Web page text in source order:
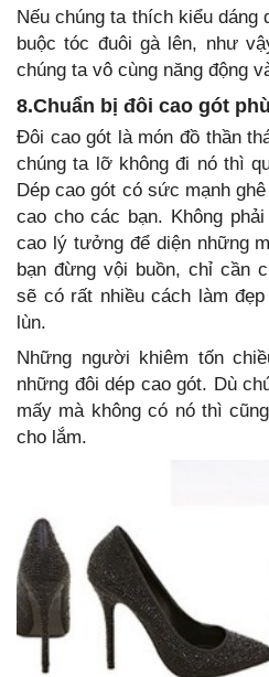
Nếu chúng ta thích kiểu
buộc tóc đuôi gà lên, như
chúng ta vô cùng năng động
8.Chuẩn bị đôi cao gót
Đôi cao gót là món đồ thần
chúng ta lỡ không đi nó thì
Dép cao gót có sức mạnh
cao cho các bạn. Không
cao lý tưởng để diện những
bạn đừng vội buồn, chỉ cần
sẽ có rất nhiều cách làm
lùn.
Những người khiêm tốn
những đôi dép cao gót. Dù
mấy mà không có nó thì
cho lắm.